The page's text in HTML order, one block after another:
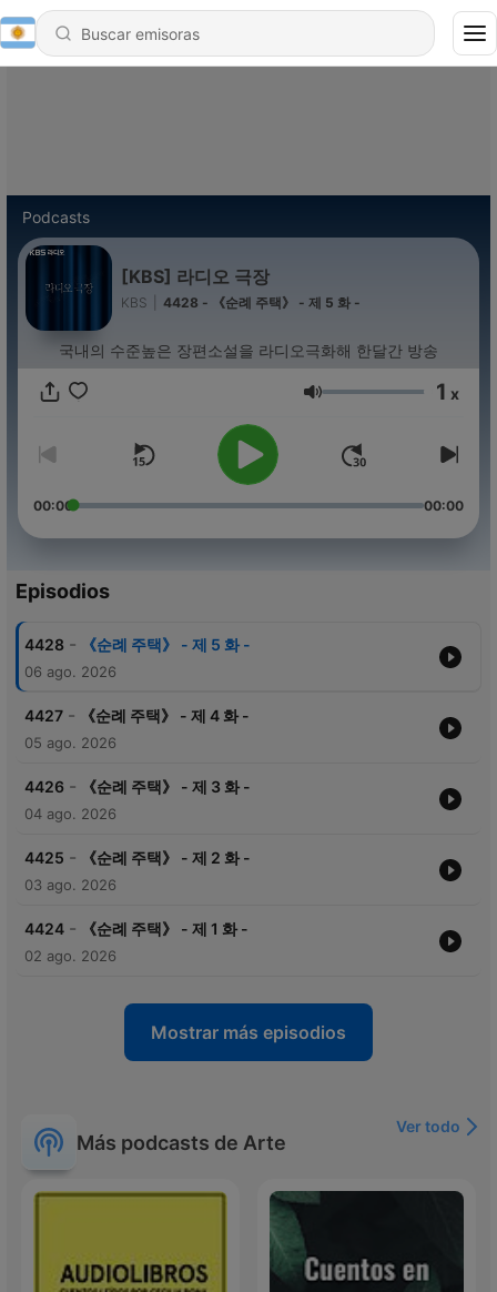
Podcasts
[KBS] 라디오 극장
KBS 4428 - 《순례 주택》 - 제 5 화 -
국내의 수준높은 장편소설을 라디오극화해 한달간 방송
Volumen 1 x
00:00 00:00
Episodios
4428 - 《순례 주택》 - 제 5 화 -
06 ago. 2026
4427 - 《순례 주택》 - 제 4 화 -
05 ago. 2026
4426 - 《순례 주택》 - 제 3 화 -
04 ago. 2026
4425 - 《순례 주택》 - 제 2 화 -
03 ago. 2026
4424 - 《순례 주택》 - 제 1 화 -
02 ago. 2026
Mostrar más episodios
Más podcasts de Arte
Ver todo